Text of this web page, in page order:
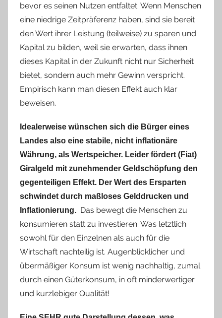
bevor es seinen Nutzen entfaltet. Wenn Menschen
eine niedrige Zeitpräferenz haben, sind sie bereit
den Wert ihrer Leistung (teilweise) zu sparen und
Kapital zu bilden, weil sie erwarten, dass ihnen
dieses Kapital in der Zukunft nicht nur Sicherheit
bietet, sondern auch mehr Gewinn verspricht.
Empirisch kann man diesen Effekt auch klar
beweisen.
Idealerweise wünschen sich die Bürger eines
Landes also eine stabile, nicht inflationäre
Währung, als Wertspeicher. Leider fördert (Fiat)
Giralgeld mit zunehmender Geldschöpfung den
gegenteiligen Effekt. Der Wert des Ersparten
schwindet durch maßloses Gelddrucken und
Inflationierung. Das bewegt die Menschen zu
konsumieren statt zu investieren. Was letztlich
sowohl für den Einzelnen als auch für die
Wirtschaft nachteilig ist. Augenblicklicher und
übermäßiger Konsum ist wenig nachhaltig, zumal
durch einen Güterkonsum, in oft minderwertiger
und kurzlebiger Qualität!